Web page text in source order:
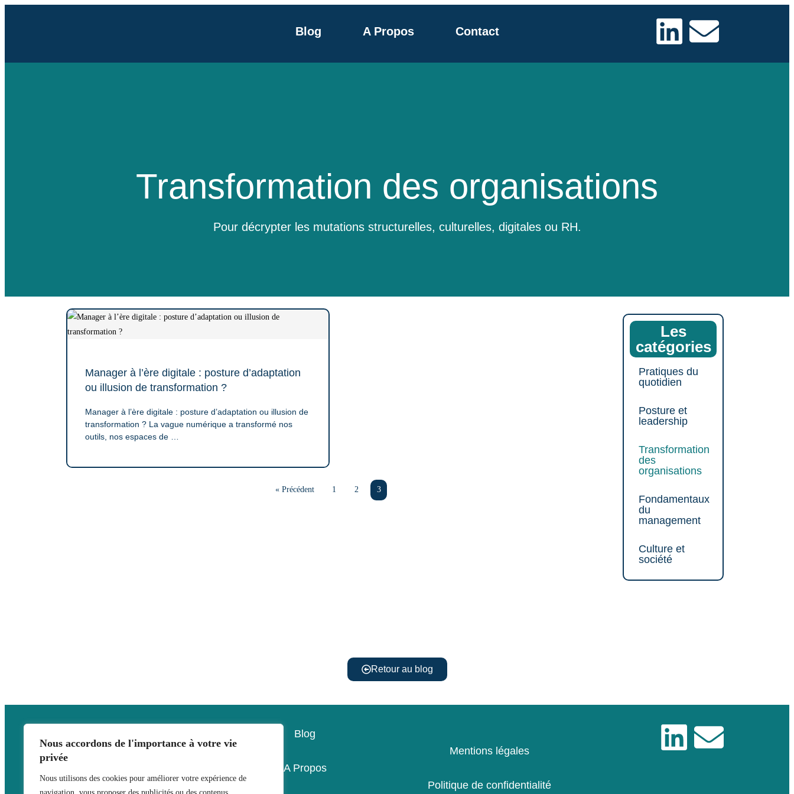
Nous accordons de l'importance à votre vie
privée
Nous utilisons des cookies pour améliorer votre expérience de
Blog A Propos Contact
Transformation des organisations
Pour décrypter les mutations structurelles, culturelles, digitales ou RH.
Manager à l’ère digitale : posture d’adaptation
ou illusion de transformation ?
Manager à l’ère digitale : posture d’adaptation ou illusion de
transformation ? La vague numérique a transformé nos
outils, nos espaces de …
« Précédent 1 2 3
Les
catégories
Pratiques du
quotidien
Posture et
leadership
Transformation
des
organisations
Fondamentaux
du
management
Culture et
société
Retour au blog
Blog
A Propos
Mentions légales
Politique de confidentialité